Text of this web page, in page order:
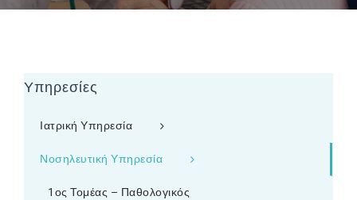
Υπηρεσίες
Ιατρική Υπηρεσία
Νοσηλευτική Υπηρεσία
1ος Τομέας – Παθολογικός